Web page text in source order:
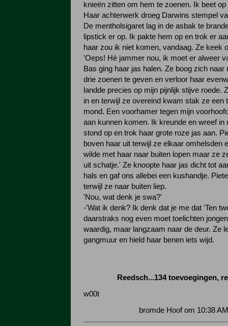
knieën zitten om hem te zoenen. Ik beet op
Haar achterwerk droeg Darwins stempel
De mentholsigaret lag in de asbak te
lipstick er op. Ik pakte hem op en trok er
haar zou ik niet komen, vandaag. Ze keek
'Oeps! Hè jammer nou, ik moet er alweer
Bas ging haar jas halen. Ze boog zich naar
drie zoenen te geven en verloor haar
landde precies op mijn pijnlijk stijve roede.
in en terwijl ze overeind kwam stak ze een
mond. Een voorhamer tegen mijn
aan kunnen komen. Ik kreunde en wreef in
stond op en trok haar grote roze jas aan.
boven haar uit terwijl ze elkaar omhelsden
wilde met haar naar buiten lopen maar ze
uit schatje.' Ze knoopte haar jas dicht tot
hals en gaf ons allebei een kushandje.
terwijl ze naar buiten liep.
'Nou, wat denk je swa?'
-'Wat ik denk? Ik denk dat je me dat 'Ten
daarstraks nog even moet toelichten
waardig, maar langzaam naar de deur. Ze
gangmuur en hield haar benen iets wijd.
Reedsch...134 toevoegingen,
w00t
bromde Hoof om 10:38